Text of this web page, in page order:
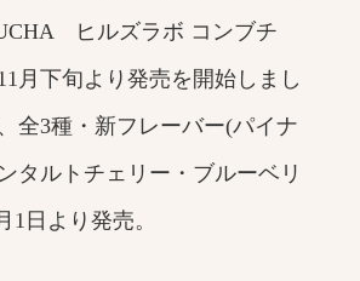
ヒルズラボ コンブチ
月下旬より発売を開始しまし
全3種・新フレーバー(パイナ
タルトチェリー・ブルーベリ
1日より発売。